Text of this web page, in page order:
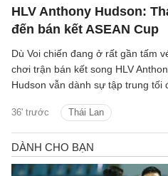
HLV Anthony Hudson:
đến bán kết ASEAN Cup
36' trước Thái Lan
Dù Voi chiến đang ở rất gần tấm
chơi trận bán kết song HLV
Hudson vẫn dành sự tập trung tối